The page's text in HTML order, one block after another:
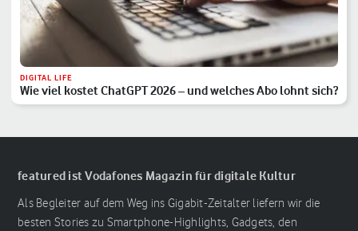
DIGITAL LIFE
Wie viel kostet ChatGPT 2026 – und welches Abo lohnt sich?
featured ist Vodafones Magazin für digitale Kultur
Als Begleiter auf dem Weg ins Gigabit-Zeitalter liefern wir die
besten Stories zu Smartphone-Highlights, Gadgets, den